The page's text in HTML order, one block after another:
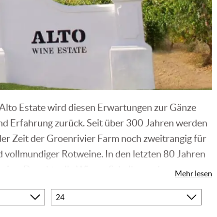
Estate wird diesen Erwartungen zur Gänze
Erfahrung zurück. Seit über 300 Jahren werden
Zeit der Groenrivier Farm noch zweitrangig für
Rotweine. In den letzten 80 Jahren
Mehr lesen
Produkte